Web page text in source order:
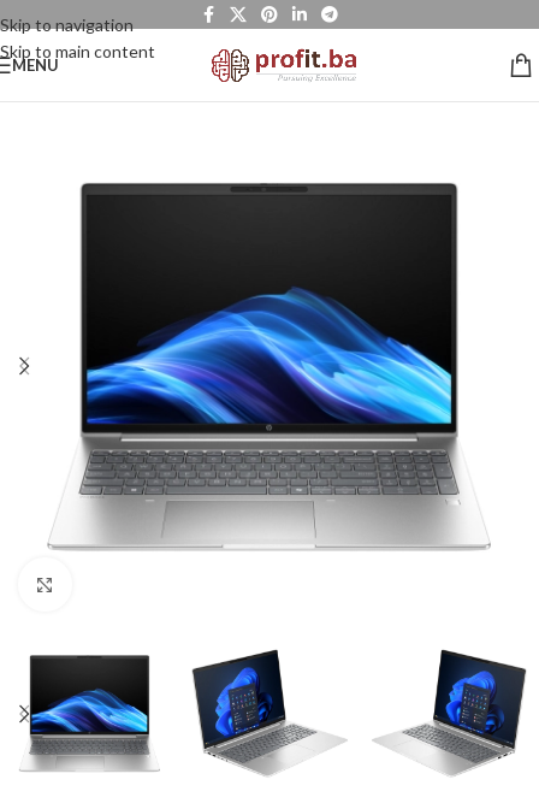
Skip to navigation
Skip to main content
MENU